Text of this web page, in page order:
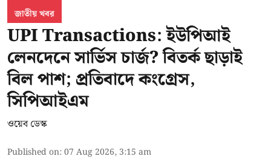
জাতীয় খবর
UPI Transactions: ইউপিআই
লেনদেনে সার্ভিস চার্জ? বিতর্ক ছাড়াই
বিল পাশ; প্রতিবাদে কংগ্রেস,
সিপিআইএম
ওয়েব ডেস্ক
Published on:07 Aug 2026, 3:15 am